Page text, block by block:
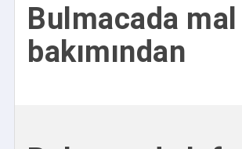
Bulmacada mal
bakımından